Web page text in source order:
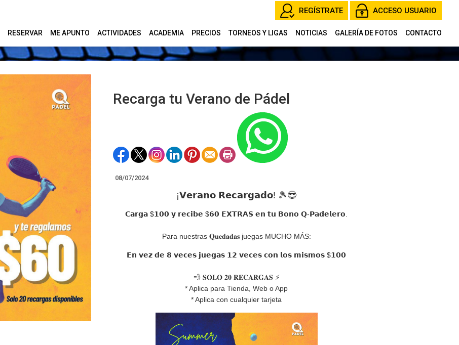
REGÍSTRATE ACCESO USUARIO
RESERVAR ME APUNTO ACTIVIDADES ACADEMIA PRECIOS TORNEOS Y LIGAS NOTICIAS GALERÍA DE FOTOS CONTACTO
Recarga tu Verano de Pádel
08/07/2024
¡𝗩𝗲𝗿𝗮𝗻𝗼 𝗥𝗲𝗰𝗮𝗿𝗴𝗮𝗱𝗼! 🎾😎
𝗖𝗮𝗿𝗴𝗮 $𝟭𝟬𝟬 𝘆 𝗿𝗲𝗰𝗶𝗯𝗲 $𝟲𝟬 𝗘𝗫𝗧𝗥𝗔𝗦 𝗲𝗻 𝘁𝘂 𝗕𝗼𝗻𝗼 𝗤-𝗣𝗮𝗱𝗲𝗹𝗲𝗿𝗼.
Para nuestras 𝐐𝐮𝐞𝐝𝐚𝐝𝐚𝐬 juegas MUCHO MÁS:
𝗘𝗻 𝘃𝗲𝘇 𝗱𝗲 𝟴 𝘃𝗲𝗰𝗲𝘀 𝗷𝘂𝗲𝗴𝗮𝘀 𝟭𝟮 𝘃𝗲𝗰𝗲𝘀 𝗰𝗼𝗻 𝗹𝗼𝘀 𝗺𝗶𝘀𝗺𝗼𝘀 $𝟭𝟬𝟬
💨 𝐒𝐎𝐋𝐎 𝟐𝟎 𝐑𝐄𝐂𝐀𝐑𝐆𝐀𝐒 ⚡️
* Aplica para Tienda, Web o App
* Aplica con cualquier tarjeta